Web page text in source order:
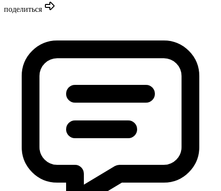
поделиться